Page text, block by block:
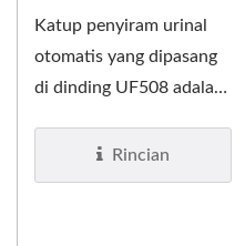
Katup penyiram urinal
otomatis yang dipasang
di dinding UF508 adalah
Rincian